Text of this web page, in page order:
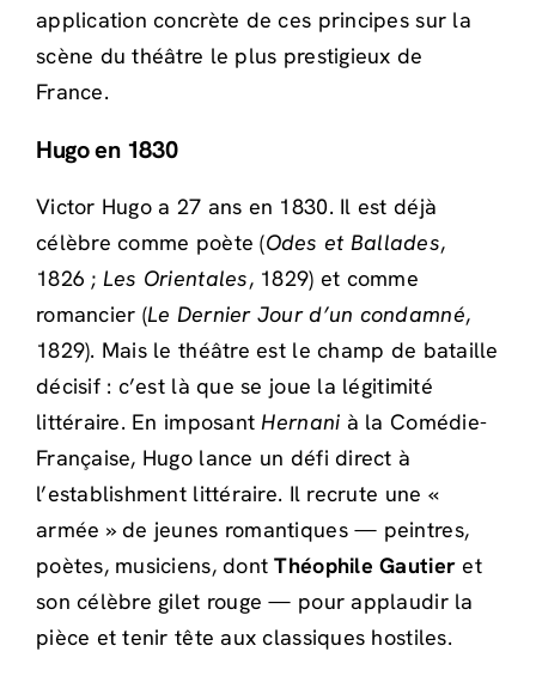
application concrète de ces principes sur la
scène du théâtre le plus prestigieux de
France.
Hugo en 1830
Victor Hugo a 27 ans en 1830. Il est déjà
célèbre comme poète (Odes et Ballades,
1826 ; Les Orientales, 1829) et comme
romancier (Le Dernier Jour d’un condamné,
1829). Mais le théâtre est le champ de bataille
décisif : c’est là que se joue la légitimité
littéraire. En imposantHernani à la Comédie-
Française, Hugo lance un défi direct à
l’establishment littéraire. Il recrute une «
armée » de jeunes romantiques — peintres,
poètes, musiciens, dontThéophile Gautier et
son célèbre gilet rouge — pour applaudir la
pièce et tenir tête aux classiques hostiles.